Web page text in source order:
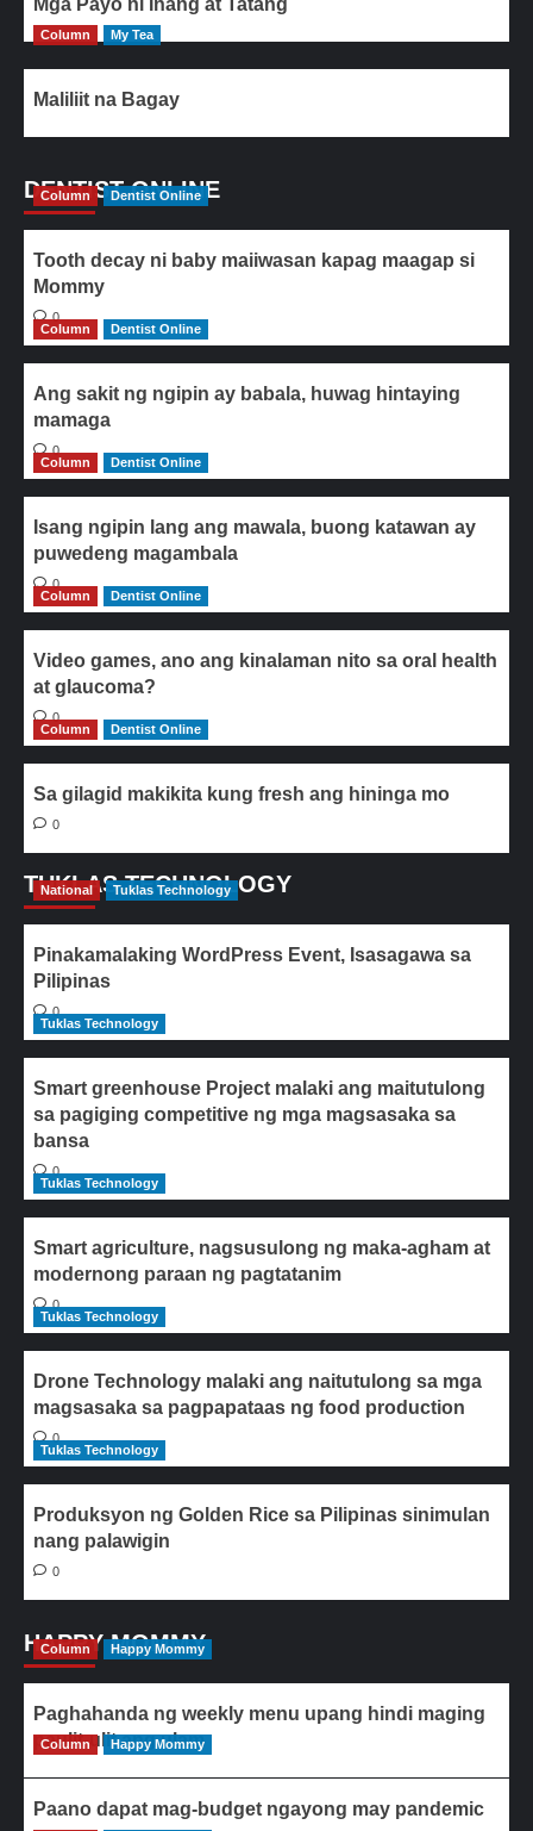
Mga Payo ni Inang at Tatang
Column My Tea
Maliliit na Bagay
DENTIST ONLINE
Column Dentist Online
Tooth decay ni baby maiiwasan kapag maagap si
Mommy
0
Column
Dentist Online
Ang sakit ng ngipin ay babala, huwag hintaying
mamaga
0
Column
Dentist Online
Isang ngipin lang ang mawala, buong katawan ay
puwedeng magambala
0
Column
Dentist Online
Video games, ano ang kinalaman nito sa oral health
at glaucoma?
0
Column
Dentist Online
Sa gilagid makikita kung fresh ang hininga mo
0
TUKLAS TECHNOLOGY
National Tuklas Technology
Pinakamalaking WordPress Event, Isasagawa sa
Pilipinas
0
Tuklas Technology
Smart greenhouse Project malaki ang maitutulong
sa pagiging competitive ng mga magsasaka sa
bansa
0
Tuklas Technology
Smart agriculture, nagsusulong ng maka-agham at
modernong paraan ng pagtatanim
0
Tuklas Technology
Drone Technology malaki ang naitutulong sa mga
magsasaka sa pagpapataas ng food production
0
Tuklas Technology
Produksyon ng Golden Rice sa Pilipinas sinimulan
nang palawigin
0
HAPPY MOMMY
Column Happy Mommy
Paghahanda ng weekly menu upang hindi maging
paulit-ulit ang ulam
Column Happy Mommy
Paano dapat mag-budget ngayong may pandemic